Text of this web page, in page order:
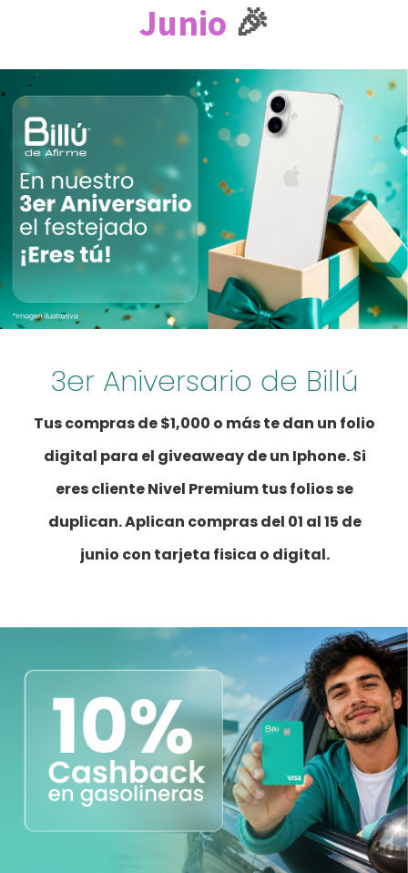
Junio 🎉
3er Aniversario de Billú
Tus compras de $1,000 o más te dan un folio
digital para el giveaweay de un Iphone. Si
eres cliente Nivel Premium tus folios se
duplican. Aplican compras del 01 al 15 de
junio con tarjeta fisica o digital.